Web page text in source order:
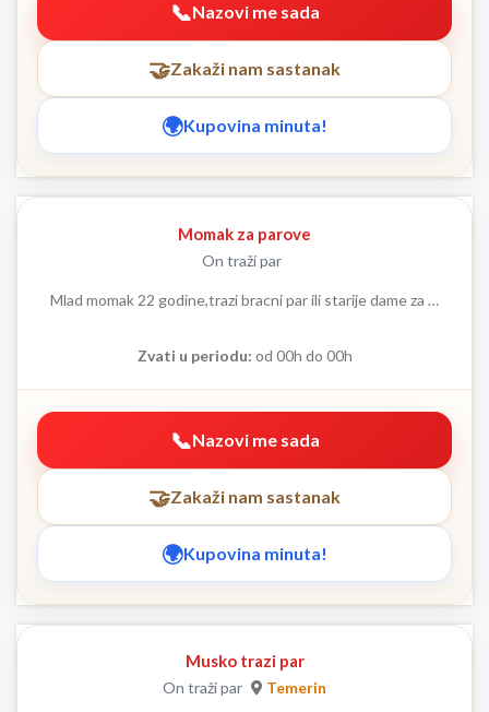
Nazovi me sada
Zakaži nam sastanak
Kupovina minuta!
Momak za parove
On traži par
Mlad momak 22 godine,trazi bracni par ili starije dame za …
Zvati u periodu: od 00h do 00h
Nazovi me sada
Zakaži nam sastanak
Kupovina minuta!
Musko trazi par
On traži par Temerin